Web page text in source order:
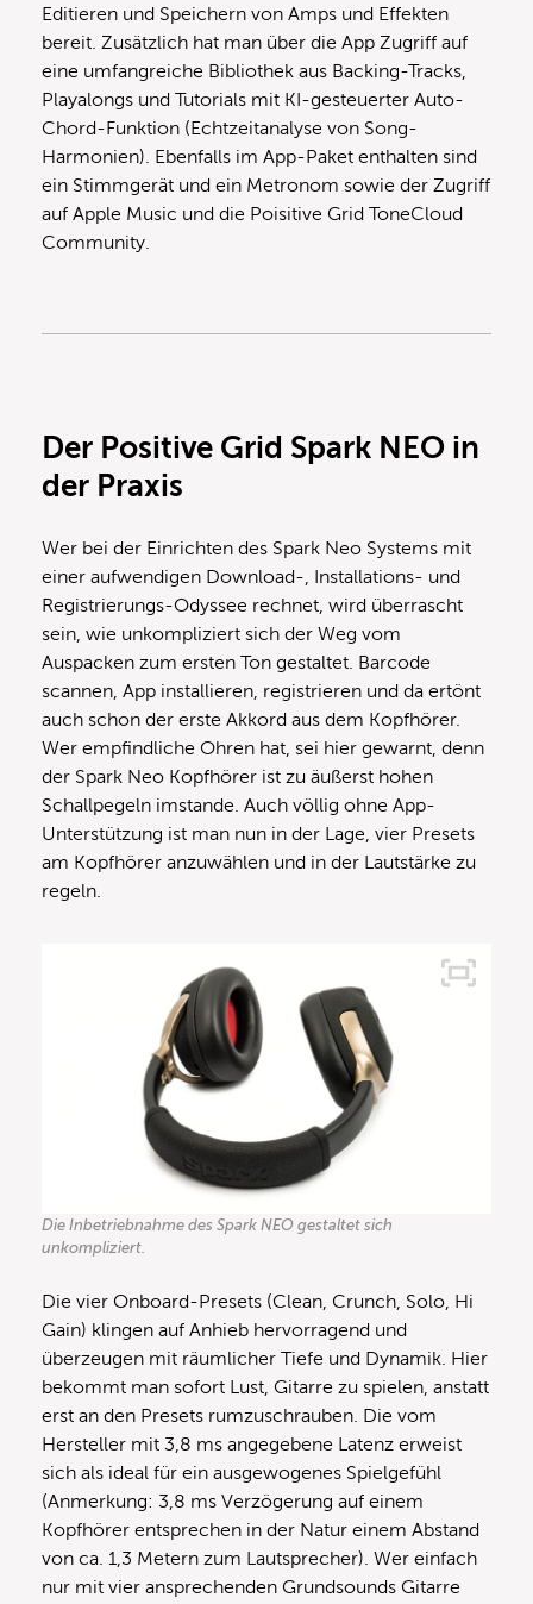
Editieren und Speichern von Amps und Effekten
bereit. Zusätzlich hat man über die App Zugriff auf
eine umfangreiche Bibliothek aus Backing-Tracks,
Playalongs und Tutorials mit KI-gesteuerter Auto-
Chord-Funktion (Echtzeitanalyse von Song-
Harmonien). Ebenfalls im App-Paket enthalten sind
ein Stimmgerät und ein Metronom sowie der Zugriff
auf Apple Music und die Poisitive Grid ToneCloud
Community.
Der Positive Grid Spark NEO in
der Praxis
Wer bei der Einrichten des Spark Neo Systems mit
einer aufwendigen Download-, Installations- und
Registrierungs-Odyssee rechnet, wird überrascht
sein, wie unkompliziert sich der Weg vom
Auspacken zum ersten Ton gestaltet. Barcode
scannen, App installieren, registrieren und da ertönt
auch schon der erste Akkord aus dem Kopfhörer.
Wer empfindliche Ohren hat, sei hier gewarnt, denn
der Spark Neo Kopfhörer ist zu äußerst hohen
Schallpegeln imstande. Auch völlig ohne App-
Unterstützung ist man nun in der Lage, vier Presets
am Kopfhörer anzuwählen und in der Lautstärke zu
regeln.
Die Inbetriebnahme des Spark NEO gestaltet sich
unkompliziert.
Die vier Onboard-Presets (Clean, Crunch, Solo, Hi
Gain) klingen auf Anhieb hervorragend und
überzeugen mit räumlicher Tiefe und Dynamik. Hier
bekommt man sofort Lust, Gitarre zu spielen, anstatt
erst an den Presets rumzuschrauben. Die vom
Hersteller mit 3,8 ms angegebene Latenz erweist
sich als ideal für ein ausgewogenes Spielgefühl
(Anmerkung: 3,8 ms Verzögerung auf einem
Kopfhörer entsprechen in der Natur einem Abstand
von ca. 1,3 Metern zum Lautsprecher). Wer einfach
nur mit vier ansprechenden Grundsounds Gitarre